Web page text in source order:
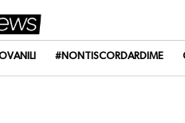
#NONTISCORDARDIME